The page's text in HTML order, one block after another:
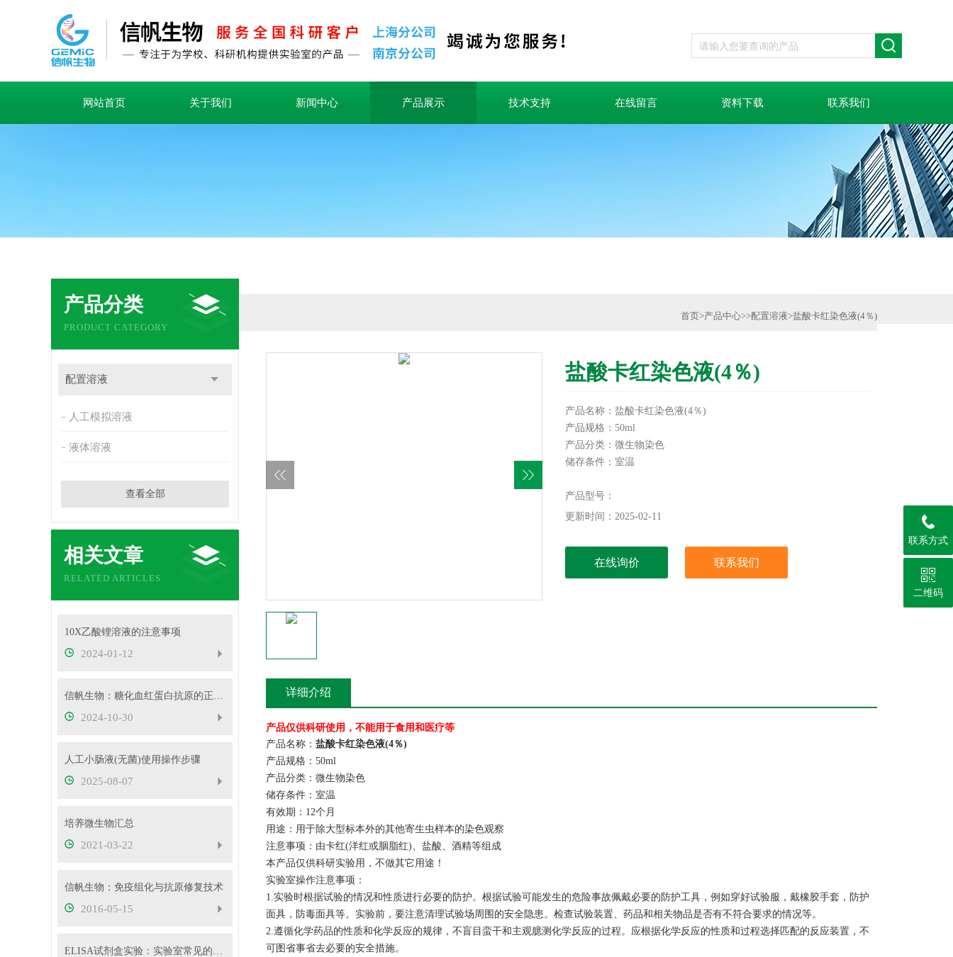
网站首页 关于我们 新闻中心 产品展示 技术支持 在线留言 资料下载 联系我们
产品分类
PRODUCT CATEGORY
配置溶液
人工模拟溶液
液体溶液
查看全部
相关文章
RELATED ARTICLES
10X乙酸锂溶液的注意事项
2024-01-12
信帆生物：糖化血红蛋白抗原的正确使用方法
2024-10-30
人工小肠液(无菌)使用操作步骤
2025-08-07
培养微生物汇总
2021-03-22
信帆生物：免疫组化与抗原修复技术
2016-05-15
ELISA试剂盒实验：实验室常见的小故障处理方法
首页>产品中心>>配置溶液>盐酸卡红染色液(4％)
盐酸卡红染色液(4％)
产品名称：盐酸卡红染色液(4％)
产品规格：50ml
产品分类：微生物染色
储存条件：室温
用途：用于除大型标本外的其他寄生虫样本的染色观察
注意事项：由卡红(洋红或胭脂红)、盐酸、酒精等组成
产品型号：
更新时间：2025-02-11
在线询价 联系我们
详细介绍
产品仅供科研使用，不能用于食用和医疗等
产品名称： 盐酸卡红染色液(4％)
产品规格：50ml
产品分类：微生物染色
储存条件：室温
有效期：12个月
用途：用于除大型标本外的其他寄生虫样本的染色观察
注意事项：由卡红(洋红或胭脂红)、盐酸、酒精等组成
本产品仅供科研实验用，不做其它用途！
实验室操作注意事项：
1.实验时根据试验的情况和性质进行必要的防护。根据试验可能发生的危险事故佩戴必要的防护工具，例如穿好试验服，戴橡胶手套，防护
面具，防毒面具等。实验前，要注意清理试验场周围的安全隐患。检查试验装置、药品和相关物品是否有不符合要求的情况等。
2.遵循化学药品的性质和化学反应的规律，不盲目蛮干和主观臆测化学反应的过程。应根据化学反应的性质和过程选择匹配的反应装置，不
可图省事省去必要的安全措施。
联系方式
二维码